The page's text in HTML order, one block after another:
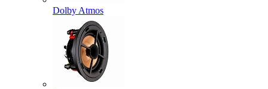
Dolby Atmos